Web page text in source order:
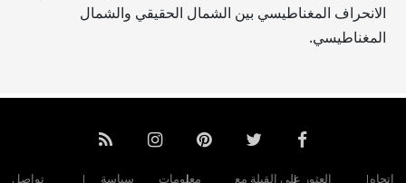
الانحراف المغناطيسي بين الشمال الحقيقي والشمال
المغناطيسي.
اتجاه العثور على القبلة مع معلومات سياسة تواصل